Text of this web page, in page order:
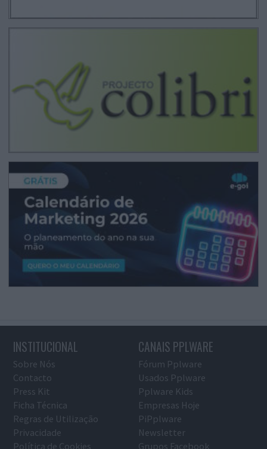
INSTITUCIONAL
Sobre Nós
Contacto
Press Kit
Ficha Técnica
Regras de Utilização
Privacidade
Política de Cookies
CANAIS PPLWARE
Fórum Pplware
Usados Pplware
Pplware Kids
Empresas Hoje
PiPplware
Newsletter
Grupos Facebook